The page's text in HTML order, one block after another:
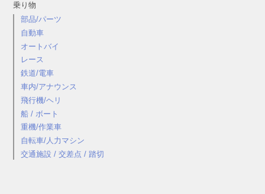
乗り物
部品/パーツ
自動車
オートバイ
レース
鉄道/電車
車内/アナウンス
飛行機/ヘリ
船 / ボート
重機/作業車
自転車/人力マシン
交通施設 / 交差点 / 踏切